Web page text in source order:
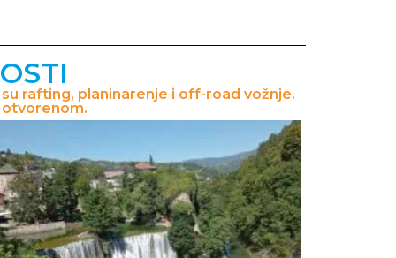
rafting, planinarenje i off-road vožnje.